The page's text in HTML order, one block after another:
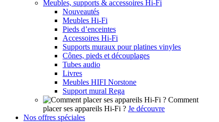
Meubles, supports & accessoires Hi-Fi
Nouveautés
Meubles Hi-Fi
Pieds d’enceintes
Accessoires Hi-Fi
Supports muraux pour platines vinyles
Cônes, pieds et découplages
Tubes audio
Livres
Meubles HIFI Norstone
Support mural Rega
Comment
placer ses appareils Hi-Fi ? Je découvre
Nos offres spéciales